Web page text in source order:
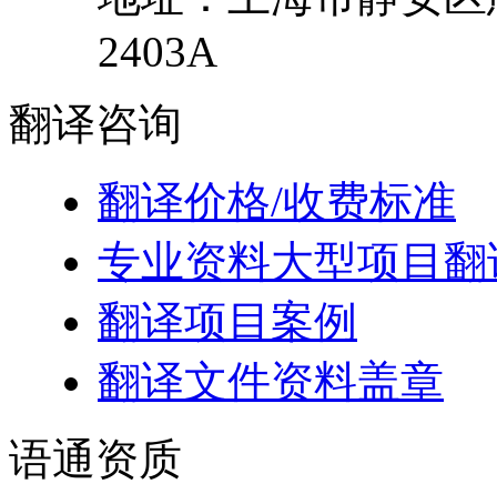
2403A
翻译咨询
翻译价格/收费标准
专业资料大型项目翻
翻译项目案例
翻译文件资料盖章
语通资质